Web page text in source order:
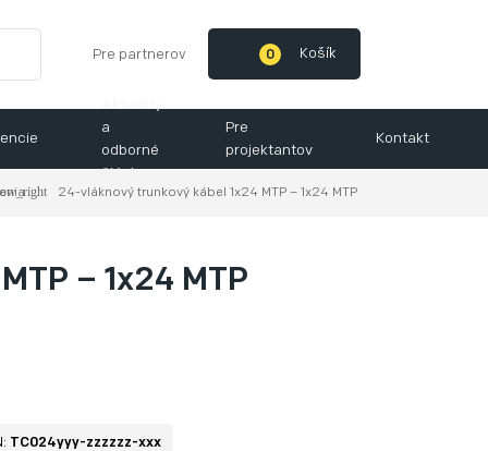
Pre partnerov 0 Košík
a
odborné
články
Pre
projektantov
Kontakt
24-vláknový trunkový kábel 1x24 MTP – 1x24 MTP
– 1x24 MTP
TC024yyy-zzzzzz-xxx